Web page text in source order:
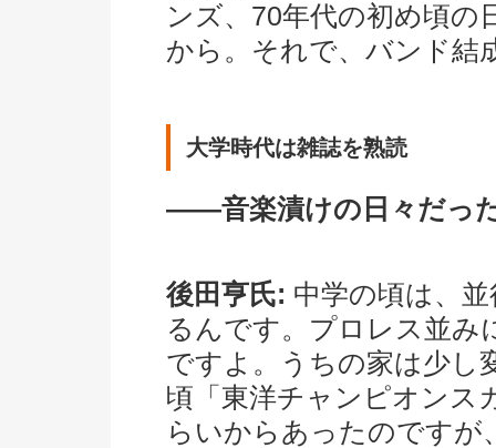
ンズ、70年代の初め頃の
から。それで、バンド結
大学時代は雑誌を熟読
――音楽漬けの日々だっ
後田亨氏: 中学の頃は、
るんです。プロレス並み
ですよ。うちの家は少し
頃「東洋チャンピオンス
らいからあったのですが